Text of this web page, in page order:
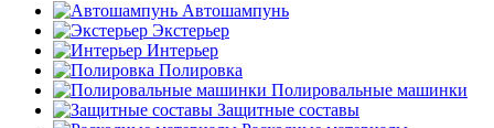
Автошампунь
Экстерьер
Интерьер
Полировка
Полировальные машинки
Защитные составы